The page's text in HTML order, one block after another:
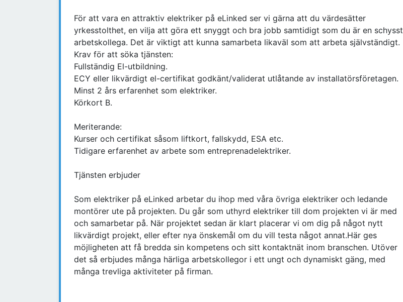
För att vara en attraktiv elektriker på eLinked ser vi gärna att du värdesätter
yrkesstolthet, en vilja att göra ett snyggt och bra jobb samtidigt som du är en schysst
arbetskollega. Det är viktigt att kunna samarbeta likaväl som att arbeta självständigt.
Krav för att söka tjänsten:
Fullständig El-utbildning.
ECY eller likvärdigt el-certifikat godkänt/validerat utlåtande av installatörsföretagen.
Minst 2 års erfarenhet som elektriker.
Körkort B.
Meriterande:
Kurser och certifikat såsom liftkort, fallskydd, ESA etc.
Tidigare erfarenhet av arbete som entreprenadelektriker.
Tjänsten erbjuder
Som elektriker på eLinked arbetar du ihop med våra övriga elektriker och ledande
montörer ute på projekten. Du går som uthyrd elektriker till dom projekten vi är med
och samarbetar på. När projektet sedan är klart placerar vi om dig på något nytt
likvärdigt projekt, eller efter nya önskemål om du vill testa något annat.Här ges
möjligheten att få bredda sin kompetens och sitt kontaktnät inom branschen. Utöver
det så erbjudes många härliga arbetskollegor i ett ungt och dynamiskt gäng, med
många trevliga aktiviteter på firman.